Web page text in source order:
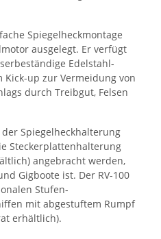
Spiegelheckmontage
ausgelegt. Er verfügt
Edelstahl-
up zur Vermeidung von
durch Treibgut, Felsen
der Spiegelheckhalterung
Steckerplattenhalterung
angebracht werden,
Gigboote ist. Der RV-100
Stufen-
mit abgestuftem Rumpf
erhältlich).